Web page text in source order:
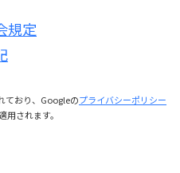
通りを進むと、
いてきます。
へ直進。
規定
ており、Googleのプライバシーポリシー
用されます。